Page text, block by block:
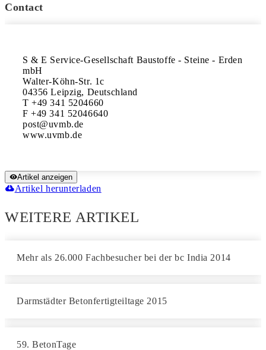
Contact
S & E Service-Gesellschaft Baustoffe - Steine - Erden
mbH
Walter-Köhn-Str. 1c
04356 Leipzig, Deutschland
T +49 341 5204660
F +49 341 52046640
post@uvmb.de
www.uvmb.de
Artikel anzeigen
Artikel herunterladen
WEITERE ARTIKEL
Mehr als 26.000 Fachbesucher bei der bc India 2014
Darmstädter Betonfertigteiltage 2015
59. BetonTage